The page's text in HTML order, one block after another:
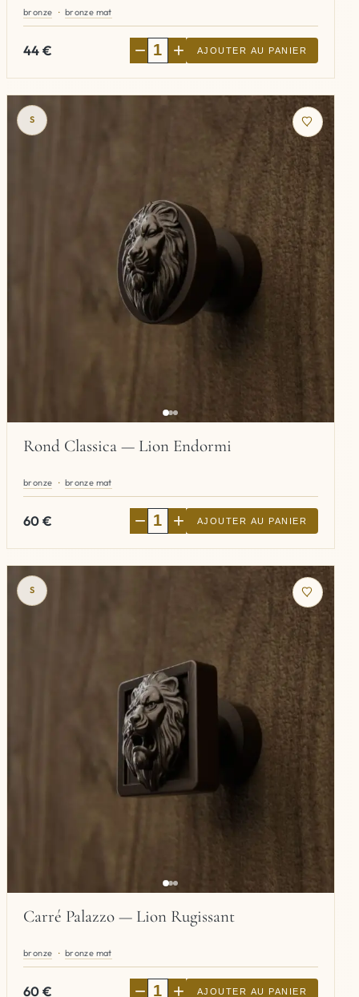
bronze bronze mat
44€ − + AJOUTER AU PANIER
S
Rond Classica — Lion Endormi
bronze bronze mat
60€ − + AJOUTER AU PANIER
S
Carré Palazzo — Lion Rugissant
bronze bronze mat
60€ − + AJOUTER AU PANIER